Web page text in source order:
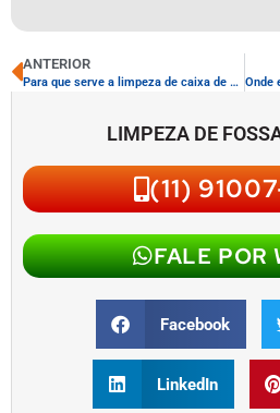
ANTERIOR
Para que serve a limpeza de caixa de gordura
LIMPEZA DE
(11)
FALE POR
Facebook
LinkedIn